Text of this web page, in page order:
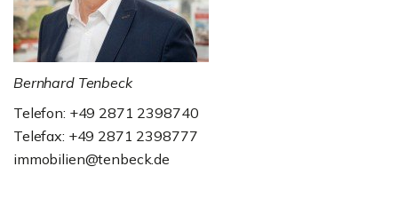
Bernhard Tenbeck
Telefon: +49 2871 2398740
Telefax: +49 2871 2398777
immobilien@tenbeck.de